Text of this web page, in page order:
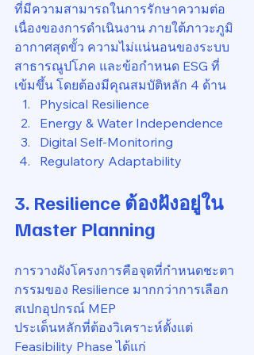
ที่มีความสามารถในการรักษาความต่อ
เนื่องของการดำเนินงาน ภายใต้ภาวะภูมิ
อากาศสุดขั้ว ความไม่แน่นอนของระบบ
สาธารณูปโภค และข้อกำหนด ESG ที่
เข้มขึ้น โดยต้องมีคุณสมบัติหลัก 4 ด้าน
Physical Resilience
Energy & Water Independence
Digital Self-Monitoring
Regulatory Adaptability
3. Resilience ต้องฝังอยู่ใน
Master Planning
การวางผังโครงการคือจุดที่กำหนดชะตา
กรรมของ Resilience มากกว่าการเลือก
สเปกอุปกรณ์ MEP
ประเด็นหลักที่ต้องวิเคราะห์ตั้งแต่
Feasibility Phase ได้แก่